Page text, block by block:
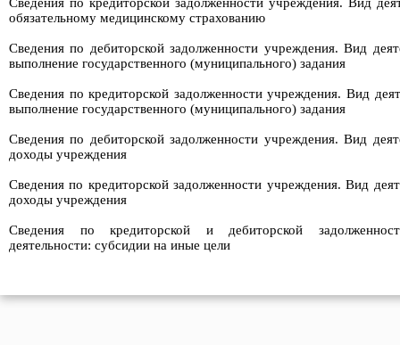
обязательному медицинскому страхованию
Сведения по дебиторской задолженности учреждения. Вид
выполнение государственного (муниципального) задания
Сведения по кредиторской задолженности учреждения. Вид
выполнение государственного (муниципального) задания
Сведения по дебиторской задолженности учреждения. Вид
доходы учреждения
Сведения по кредиторской задолженности учреждения. Вид
доходы учреждения
Сведения по кредиторской и дебиторской
деятельности: субсидии на иные цели